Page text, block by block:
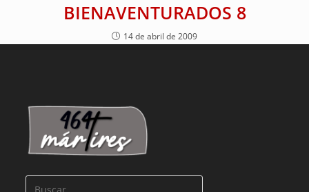
BIENAVENTURADOS 8
14 de abril de 2009